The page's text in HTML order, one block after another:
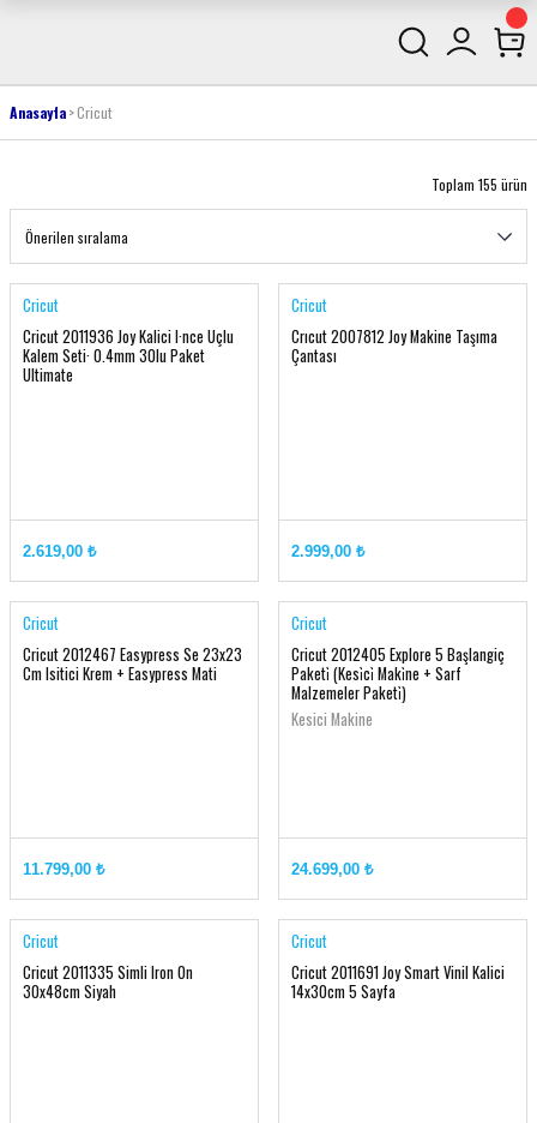
Anasayfa Cricut
Toplam 155 ürün
Cricut
Cricut 2011936 Joy Kalici I·nce Uçlu
Kalem Seti· 0.4mm 30lu Paket
Ultimate
2.619,00 ₺
Cricut
Crıcut 2007812 Joy Makine Taşıma
Çantası
2.999,00 ₺
Cricut
Cricut 2012467 Easypress Se 23x23
Cm Isitici Krem + Easypress Mati
11.799,00 ₺
Cricut
Cricut 2012405 Explore 5 Başlangiç
Paketi̇ (Kesi̇ci̇ Maki̇ne + Sarf
Malzemeler Paketi̇)
Kesici Makine
24.699,00 ₺
Cricut
Cricut 2011335 Simli Iron On
30x48cm Siyah
Cricut
Cricut 2011691 Joy Smart Vinil Kalici
14x30cm 5 Sayfa